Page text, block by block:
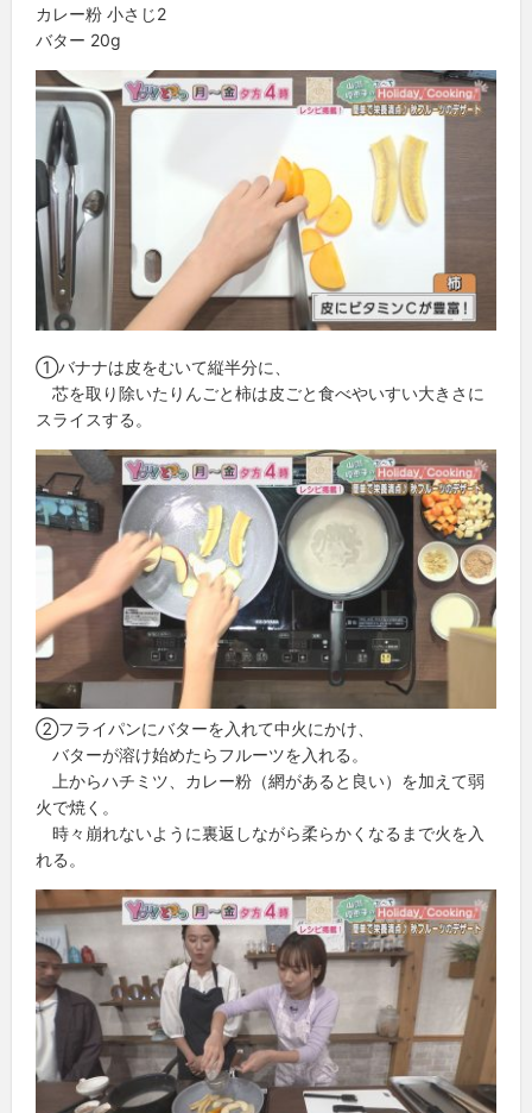
カレー粉 小さじ2
バター 20g
①バナナは皮をむいて縦半分に、
芯を取り除いたりんごと柿は皮ごと食べやいすい大きさに
スライスする。
②フライパンにバターを入れて中火にかけ、
バターが溶け始めたらフルーツを入れる。
上からハチミツ、カレー粉（網があると良い）を加えて弱
火で焼く。
時々崩れないように裏返しながら柔らかくなるまで火を入
れる。